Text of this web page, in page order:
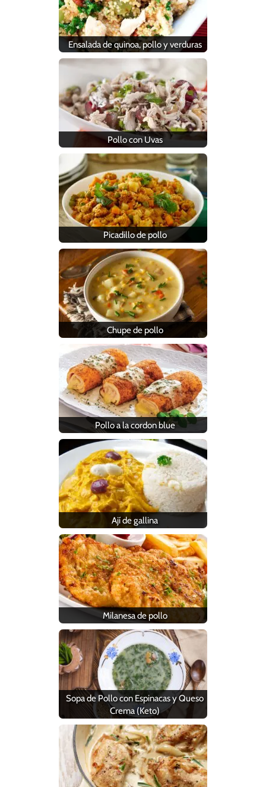
Ensalada de quinoa, pollo y verduras
Pollo con Uvas
Picadillo de pollo
Chupe de pollo
Pollo a la cordon blue
Ají de gallina
Milanesa de pollo
Sopa de Pollo con Espinacas y Queso
Crema (Keto)